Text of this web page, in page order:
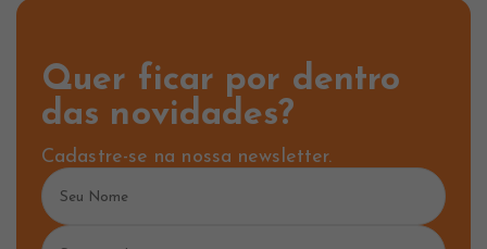
Quer ficar por dentro
das novidades?
Cadastre-se na nossa newsletter.